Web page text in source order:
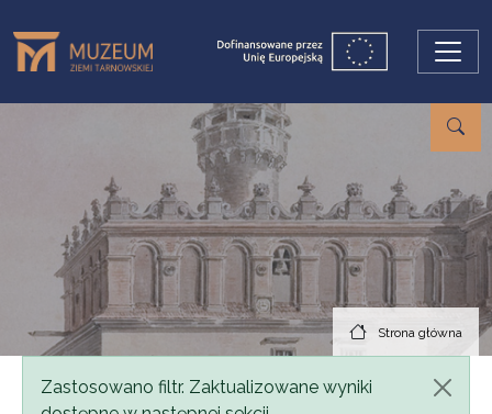
Strona główna
Komunikat
Zastosowano filtr. Zaktualizowane wyniki